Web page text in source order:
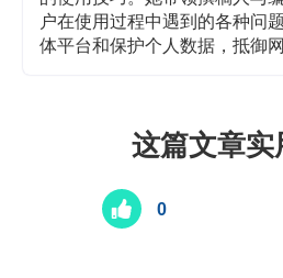
户在使用过程中遇到的各种问
体平台和保护个人数据，抵御网
这篇文章实
0